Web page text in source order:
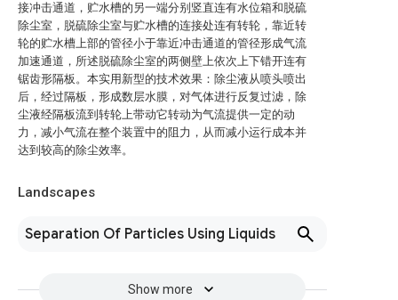
接冲击通道，贮水槽的另一端分别竖直连有水位箱和脱硫
除尘室，脱硫除尘室与贮水槽的连接处连有转轮，靠近转
轮的贮水槽上部的管径小于靠近冲击通道的管径形成气流
加速通道，所述脱硫除尘室的两侧壁上依次上下错开连有
锯齿形隔板。本实用新型的技术效果：除尘液从喷头喷出
后，经过隔板，形成数层水膜，对气体进行反复过滤，除
尘液经隔板流到转轮上带动它转动为气流提供一定的动
力，减小气流在整个装置中的阻力，从而减小运行成本并
达到较高的除尘效率。
Landscapes
Separation Of Particles Using Liquids
Show more